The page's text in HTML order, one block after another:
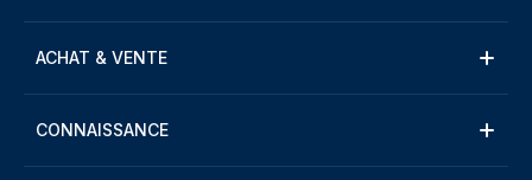
ACHAT & VENTE
CONNAISSANCE